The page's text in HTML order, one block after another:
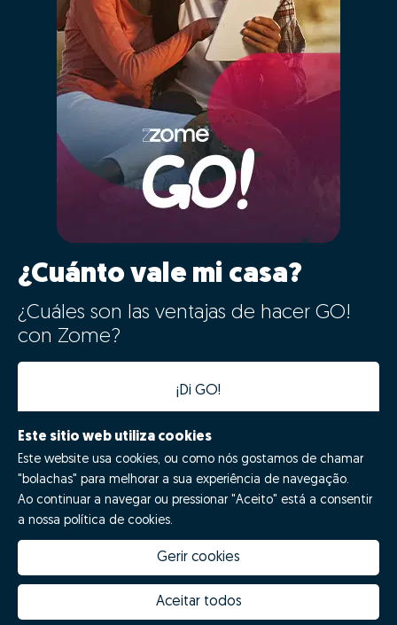
¿Cuánto vale mi casa?
¿Cuáles son las ventajas de hacer GO!
con Zome?
¡Di GO!
Porquê escolher a Zome
Inovação Zome
Hubs Zome
Este sitio web utiliza cookies
Este website usa cookies, ou como nós gostamos de chamar
"bolachas" para melhorar a sua experiência de navegação.
Ao continuar a navegar ou pressionar "Aceito" está a consentir
a nossa política de cookies.
Gerir cookies
Aceitar todos